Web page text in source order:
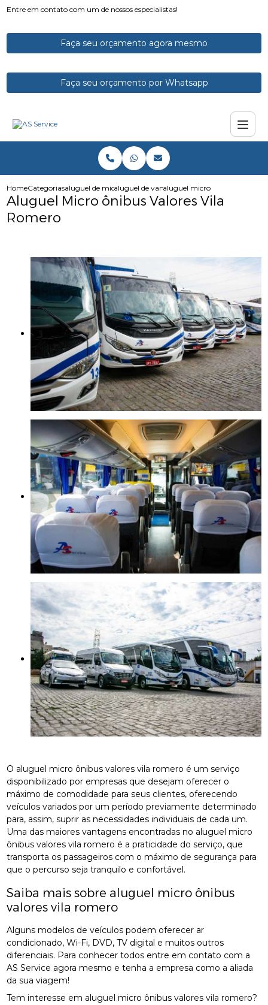
Entre em contato com um de nossos especialistas!
Faça seu orçamento agora mesmo
Faça seu orçamento por Whatsapp
HomeCategoriasaluguel de micro onibusaluguel de vans e microonibusaluguel micro onibus valores
Aluguel Micro ônibus Valores Vila
Romero
O aluguel micro ônibus valores vila romero é um serviço
disponibilizado por empresas que desejam oferecer o
máximo de comodidade para seus clientes, oferecendo
veículos variados por um período previamente determinado
para, assim, suprir as necessidades individuais de cada um.
Uma das maiores vantagens encontradas no aluguel micro
ônibus valores vila romero é a praticidade do serviço, que
transporta os passageiros com o máximo de segurança para
que o percurso seja tranquilo e confortável.
Saiba mais sobre aluguel micro ônibus
valores vila romero
Alguns modelos de veículos podem oferecer ar
condicionado, Wi-Fi, DVD, TV digital e muitos outros
diferenciais. Para conhecer todos entre em contato com a
AS Service agora mesmo e tenha a empresa como a aliada
da sua viagem!
Tem interesse em aluguel micro ônibus valores vila romero?